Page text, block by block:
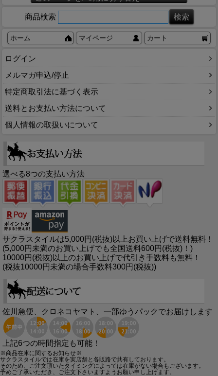
商品検索
ホーム マイページ カート
ログイン
メルマガ申込/停止
特定商取引法に基づく表示
送料とお支払い方法について
個人情報の取扱いについて
選べる8つの支払い方法
サクラスタイルは5,000円(税抜)以上お買い上げで送料無料！
(5,000円未満のお買い上げでも全国送料600円(税抜)！)
10000円(税抜)以上のお買い上げで代引き手数料も無料！
(税抜10000円未満の場合手数料300円(税抜))
佐川急便、クロネコヤマト、一部ゆうパックでお届けします
上記6つの時間指定も可能！
※商品在庫に関するお知らせ※
サクラスタイルでは在庫を実店舗と各販路で共有しております。
そのため、ご注文頂いたタイミングによっては在庫がない場合もございます。
予めご了承いただき、ご注文下さいますようお願い申し上げます。